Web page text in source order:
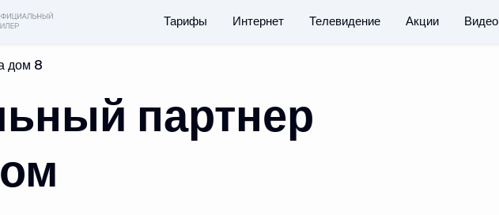
Тарифы Интернет Телевидение Акции
дом 8
партнер